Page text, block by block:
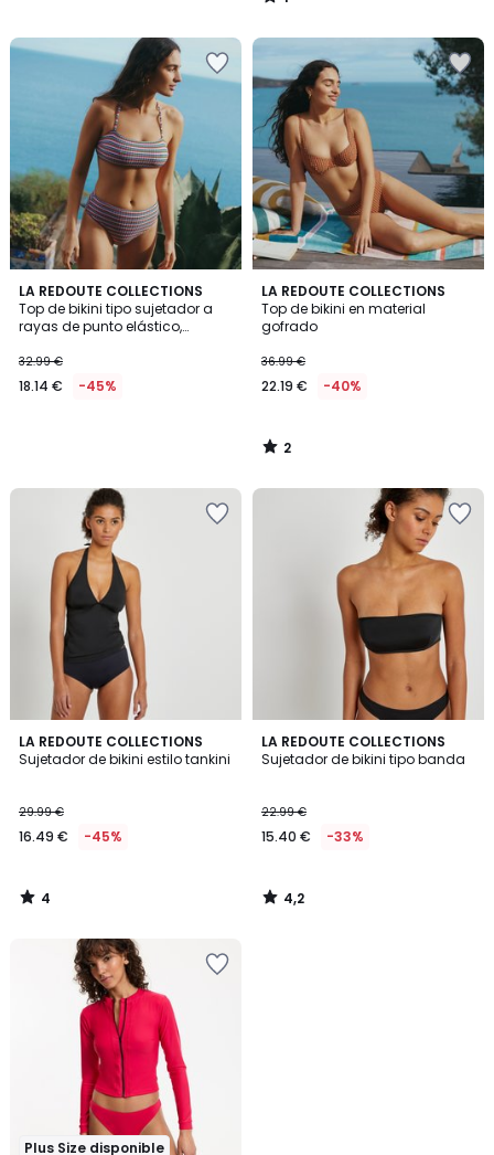
/
LA REDOUTE COLLECTIONS
Top de bikini tipo sujetador a
rayas de punto elástico,
32.99 €
18.14 € -45%
LA REDOUTE COLLECTIONS
Top de bikini en material
gofrado
36.99 €
22.19 € -40%
2
/
5
2
/
LA REDOUTE COLLECTIONS
Sujetador de bikini estilo tankini
29.99 €
16.49 € -45%
4
/
4
/
LA REDOUTE COLLECTIONS
Sujetador de bikini tipo banda
22.99 €
15.40 € -33%
4,2
/ 5
4,2
/
Plus Size disponible